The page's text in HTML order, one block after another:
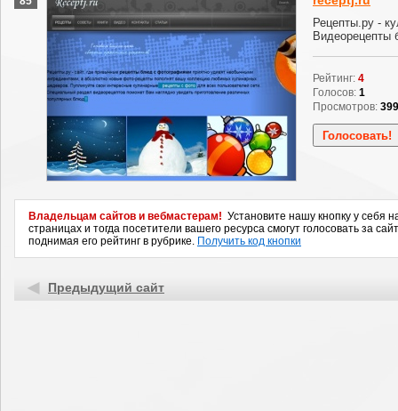
Рецепты.ру -
Видеорецепты
Рейтинг: 4
Голосов: 1
Просмотров:
Владельцам сайтов и вебмастерам! Установите нашу кнопку у себя
страницах и тогда посетители вашего ресурса смогут голосовать за
поднимая его рейтинг в рубрике. Получить код кнопки
Предыдущий сайт